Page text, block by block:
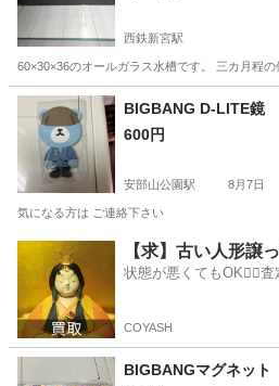
西鉄新宮駅
60×30×36のオールガラス水槽です。 三カ月程
福岡 糟屋郡 その他
BIGBANG D-LITE鏡
600円
安部山公園駅 8月7日
気になる方は ご連絡下さい
安部山公園駅 その
【求】古い人形譲
状態が悪くてもOK🙆‍♀️査
COYASH
BIGBANGマグネット